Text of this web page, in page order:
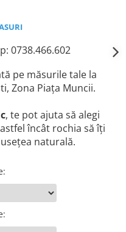
0738.466.602
pe măsurile tale la
Zona Piața Muncii.
, te pot ajuta să alegi
încât rochia să îți
naturală.
:
: